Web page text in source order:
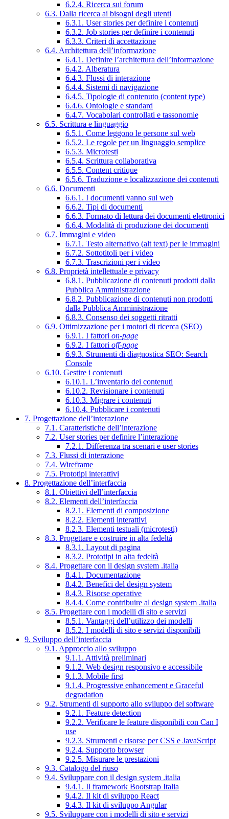
6.2.4. Ricerca sui forum
6.3. Dalla ricerca ai bisogni degli utenti
6.3.1. User stories per definire i contenuti
6.3.2. Job stories per definire i contenuti
6.3.3. Criteri di accettazione
6.4. Architettura dell’informazione
6.4.1. Definire l’architettura dell’informazione
6.4.2. Alberatura
6.4.3. Flussi di interazione
6.4.4. Sistemi di navigazione
6.4.5. Tipologie di contenuto (content type)
6.4.6. Ontologie e standard
6.4.7. Vocabolari controllati e tassonomie
6.5. Scrittura e linguaggio
6.5.1. Come leggono le persone sul web
6.5.2. Le regole per un linguaggio semplice
6.5.3. Microtesti
6.5.4. Scrittura collaborativa
6.5.5. Content critique
6.5.6. Traduzione e localizzazione dei contenuti
6.6. Documenti
6.6.1. I documenti vanno sul web
6.6.2. Tipi di documenti
6.6.3. Formato di lettura dei documenti elettronici
6.6.4. Modalità di produzione dei documenti
6.7. Immagini e video
6.7.1. Testo alternativo (alt text) per le immagini
6.7.2. Sottotitoli per i video
6.7.3. Trascrizioni per i video
6.8. Proprietà intellettuale e privacy
6.8.1. Pubblicazione di contenuti prodotti dalla
Pubblica Amministrazione
6.8.2. Pubblicazione di contenuti non prodotti
dalla Pubblica Amministrazione
6.8.3. Consenso dei soggetti ritratti
6.9. Ottimizzazione per i motori di ricerca (SEO)
6.9.1. I fattori on-page
6.9.2. I fattori off-page
6.9.3. Strumenti di diagnostica SEO: Search
Console
6.10. Gestire i contenuti
6.10.1. L’inventario dei contenuti
6.10.2. Revisionare i contenuti
6.10.3. Migrare i contenuti
6.10.4. Pubblicare i contenuti
7. Progettazione dell’interazione
7.1. Caratteristiche dell’interazione
7.2. User stories per definire l’interazione
7.2.1. Differenza tra scenari e user stories
7.3. Flussi di interazione
7.4. Wireframe
7.5. Prototipi interattivi
8. Progettazione dell’interfaccia
8.1. Obiettivi dell’interfaccia
8.2. Elementi dell’interfaccia
8.2.1. Elementi di composizione
8.2.2. Elementi interattivi
8.2.3. Elementi testuali (microtesti)
8.3. Progettare e costruire in alta fedeltà
8.3.1. Layout di pagina
8.3.2. Prototipi in alta fedeltà
8.4. Progettare con il design system .italia
8.4.1. Documentazione
8.4.2. Benefici del design system
8.4.3. Risorse operative
8.4.4. Come contribuire al design system .italia
8.5. Progettare con i modelli di sito e servizi
8.5.1. Vantaggi dell’utilizzo dei modelli
8.5.2. I modelli di sito e servizi disponibili
9. Sviluppo dell’interfaccia
9.1. Approccio allo sviluppo
9.1.1. Attività preliminari
9.1.2. Web design responsivo e accessibile
9.1.3. Mobile first
9.1.4. Progressive enhancement e Graceful
degradation
9.2. Strumenti di supporto allo sviluppo del software
9.2.1. Feature detection
9.2.2. Verificare le feature disponibili con Can I
use
9.2.3. Strumenti e risorse per CSS e JavaScript
9.2.4. Supporto browser
9.2.5. Misurare le prestazioni
9.3. Catalogo del riuso
9.4. Sviluppare con il design system .italia
9.4.1. Il framework Bootstrap Italia
9.4.2. Il kit di sviluppo React
9.4.3. Il kit di sviluppo Angular
9.5. Sviluppare con i modelli di sito e servizi